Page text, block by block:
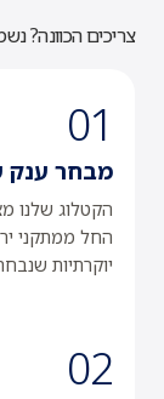
צריכים הכוונה?
01
מבחר ענק
הקטלוג שלנו
החל ממתקני
יוקרתיות
02